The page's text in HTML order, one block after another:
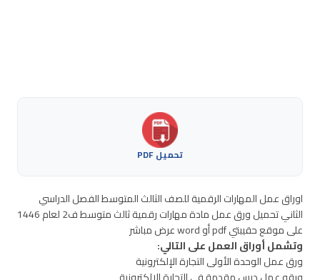
تحميل PDF
اوراق عمل المهارات الرقمية للصف الثالث المتوسط الفصل الدراسي
الثاني تحميل ورق عمل مادة مهارات رقمية ثالث متوسط ف2 لعام 1446
على موقع حقيبتي pdf أو word عرض مباشر
وتشمل أوراق العمل على التالي:
ورق عمل الوحدة الأولى التجارة الإلكترونية